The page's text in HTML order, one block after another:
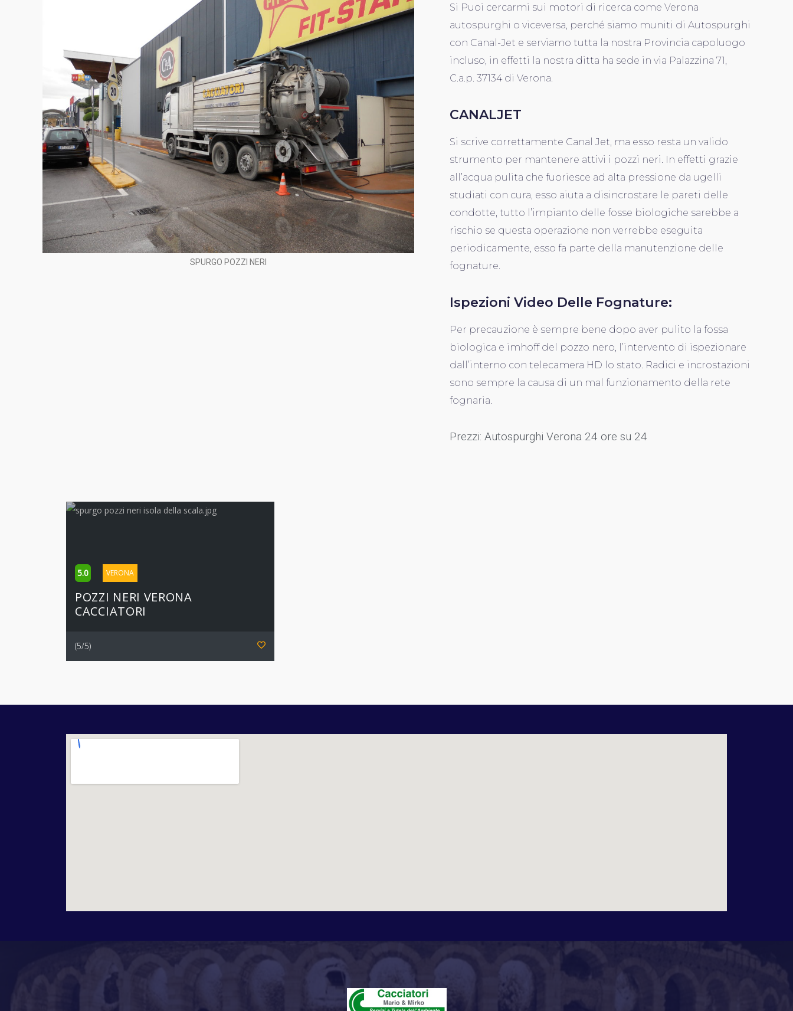
SPURGO POZZI NERI
Si Puoi cercarmi sui motori di ricerca come Verona
autospurghi o viceversa, perché siamo muniti di Autospurghi
con Canal-Jet e serviamo tutta la nostra Provincia capoluogo
incluso, in effetti la nostra ditta ha sede in via Palazzina 71,
C.a.p. 37134 di Verona.
CANALJET
Si scrive correttamente Canal Jet, ma esso resta un valido
strumento per mantenere attivi i pozzi neri. In effetti grazie
all’acqua pulita che fuoriesce ad alta pressione da ugelli
studiati con cura, esso aiuta a disincrostare le pareti delle
condotte, tutto l’impianto delle fosse biologiche sarebbe a
rischio se questa operazione non verrebbe eseguita
periodicamente, esso fa parte della manutenzione delle
fognature.
Ispezioni Video Delle Fognature:
Per precauzione è sempre bene dopo aver pulito la fossa
biologica e imhoff del pozzo nero, l’intervento di ispezionare
dall’interno con telecamera HD lo stato. Radici e incrostazioni
sono sempre la causa di un mal funzionamento della rete
fognaria.
Prezzi: Autospurghi Verona 24 ore su 24
5.0 VERONA
POZZI NERI VERONA
CACCIATORI
(5/5)